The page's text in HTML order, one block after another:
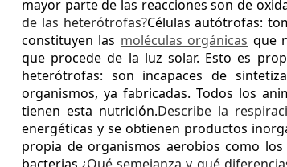
mayor parte de las reacciones son de
de las heterótrofas?Células autótrofas:
constituyen las moléculas orgánicas que
que procede de la luz solar. Esto es
heterótrofas: son incapaces de
organismos, ya fabricadas. Todos los
tienen esta nutrición.Describe la
energéticas y se obtienen productos
propia de organismos aerobios como